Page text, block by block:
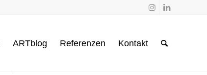
ARTblog Referenzen Kontakt